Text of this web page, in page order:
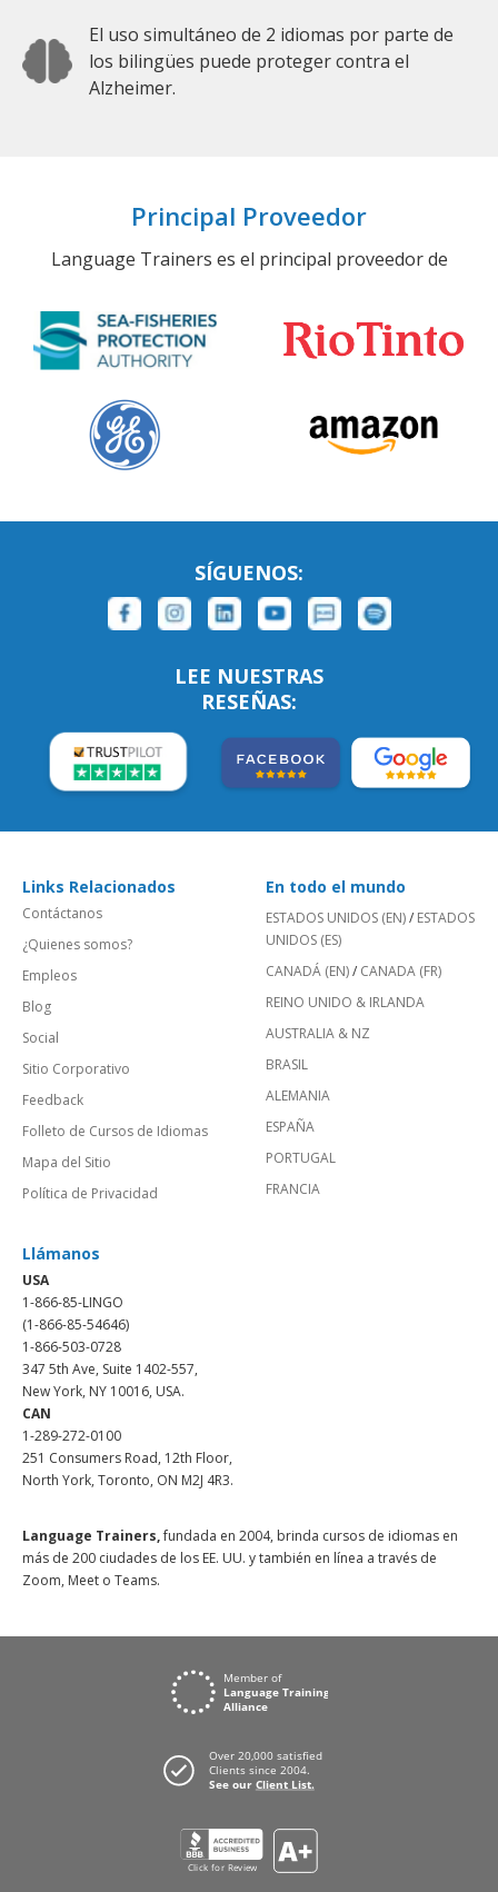
El uso simultáneo de 2 idiomas por parte de
los bilingües puede proteger contra el
Alzheimer.
Principal Proveedor
Language Trainers es el principal proveedor de
SÍGUENOS:
LEE NUESTRAS
RESEÑAS:
Links Relacionados
Contáctanos
¿Quienes somos?
Empleos
Blog
Social
Sitio Corporativo
Feedback
Folleto de Cursos de Idiomas
Mapa del Sitio
Política de Privacidad
En todo el mundo
ESTADOS UNIDOS (EN)/ ESTADOS
UNIDOS (ES)
CANADÁ (EN)/ CANADA (FR)
REINO UNIDO & IRLANDA
AUSTRALIA & NZ
BRASIL
ALEMANIA
ESPAÑA
PORTUGAL
FRANCIA
Llámanos
USA
1-866-85-LINGO
(1-866-85-54646)
1-866-503-0728
347 5th Ave, Suite 1402-557,
New York, NY 10016, USA.
CAN
1-289-272-0100
251 Consumers Road, 12th Floor,
North York, Toronto, ON M2J 4R3.
Language Trainers,fundada en 2004, brinda cursos de idiomas en
más de 200 ciudades de los EE. UU. y también en línea a través de
Zoom, Meet o Teams.